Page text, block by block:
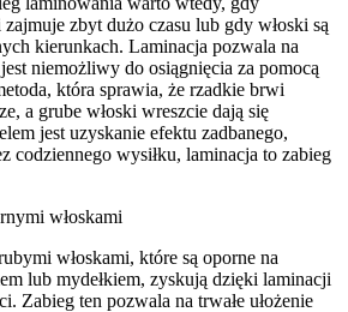
zbyt dużo czasu lub gdy włoski są
kierunkach. Laminacja pozwala na
niemożliwy do osiągnięcia za pomocą
która sprawia, że rzadkie brwi
a grube włoski wreszcie dają się
jest uzyskanie efektu zadbanego,
codziennego wysiłku, laminacja to zabieg
włoskami
włoskami, które są oporne na
lub mydełkiem, zyskują dzięki laminacji
Zabieg ten pozwala na trwałe ułożenie